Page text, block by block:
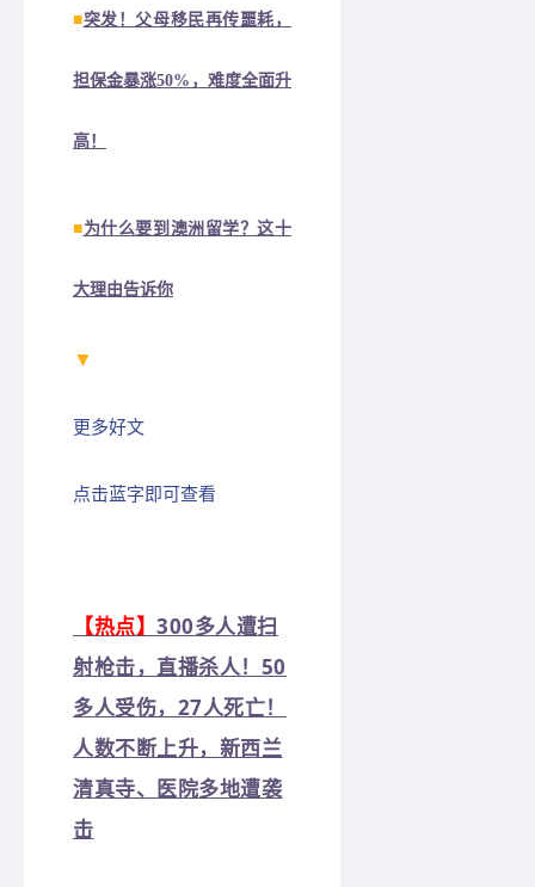
■突发！父母移民再传噩耗，
担保金暴涨50%，难度全面升
高！
■为什么要到澳洲留学？这十
大理由告诉你
▼
更多好文
点击蓝字即可查看
【热点】300多人遭扫
射枪击，直播杀人！50
多人受伤，27人死亡！
人数不断上升，新西兰
清真寺、医院多地遭袭
击